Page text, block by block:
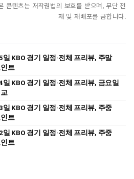
텐츠는 저작권법의 보호를 받으며, 무단 전
재 및 재배포를 금합니다.
일 KBO 경기 일정·전체 프리뷰, 주말
트
일 KBO 경기 일정·전체 프리뷰, 금요일
일 KBO 경기 일정·전체 프리뷰, 주중
트
일 KBO 경기 일정·전체 프리뷰, 주중
트